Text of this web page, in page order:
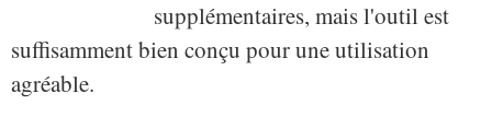
supplémentaires, mais l'outil est
suffisamment bien conçu pour une utilisation
agréable.